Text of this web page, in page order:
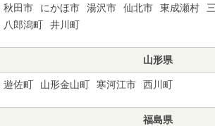
秋田市 にかほ市 湯沢市 仙北市 東成瀬村
八郎潟町
井川町
山形県
遊佐町 山形金山町 寒河江市 西川町
福島県